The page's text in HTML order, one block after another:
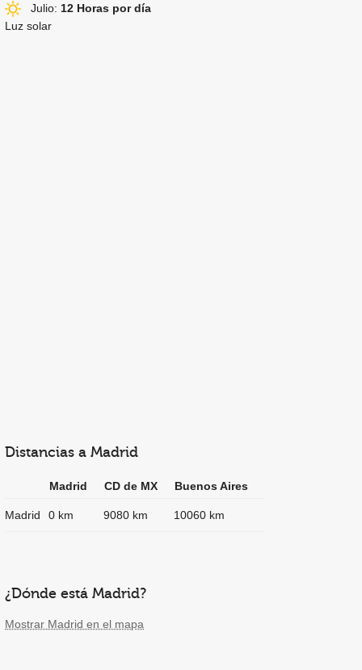
Julio: 12 Horas por día
Luz solar
Distancias a Madrid
Madrid CD de MX Buenos Aires
Madrid 0 km 9080 km 10060 km
¿Dónde está Madrid?
Mostrar Madrid en el mapa